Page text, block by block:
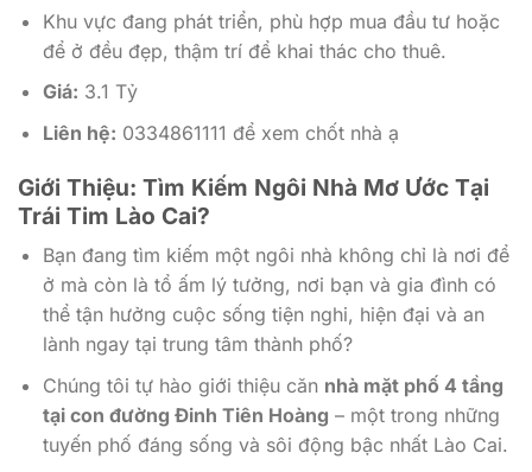
Khu vực đang phát triển, phù hợp mua đầu tư hoặc
để ở đều đẹp, thậm trí để khai thác cho thuê.
Giá: 3.1 Tỷ
Liên hệ: 0334861111 để xem chốt nhà ạ
Giới Thiệu: Tìm Kiếm Ngôi Nhà Mơ Ước Tại
Trái Tim Lào Cai?
Bạn đang tìm kiếm một ngôi nhà không chỉ là nơi để
ở mà còn là tổ ấm lý tưởng, nơi bạn và gia đình có
thể tận hưởng cuộc sống tiện nghi, hiện đại và an
lành ngay tại trung tâm thành phố?
Chúng tôi tự hào giới thiệu căn nhà mặt phố 4 tầng
tại con đường Đinh Tiên Hoàng – một trong những
tuyến phố đáng sống và sôi động bậc nhất Lào Cai.